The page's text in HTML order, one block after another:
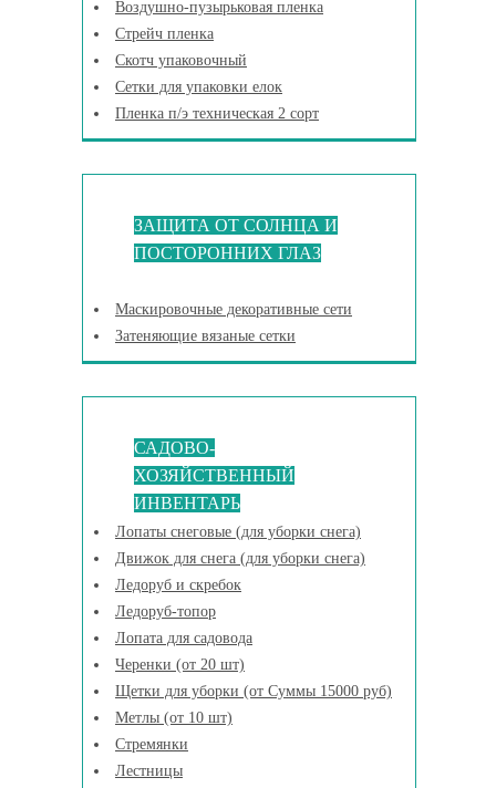
Воздушно-пузырьковая пленка
Стрейч пленка
Скотч упаковочный
Сетки для упаковки елок
Пленка п/э техническая 2 сорт
ЗАЩИТА ОТ СОЛНЦА И
ПОСТОРОННИХ ГЛАЗ
Маскировочные декоративные сети
Затеняющие вязаные сетки
САДОВО-
ХОЗЯЙСТВЕННЫЙ
ИНВЕНТАРЬ
Лопаты снеговые (для уборки снега)
Движок для снега (для уборки снега)
Ледоруб и скребок
Ледоруб-топор
Лопата для садовода
Черенки (от 20 шт)
Щетки для уборки (от Суммы 15000 руб)
Метлы (от 10 шт)
Стремянки
Лестницы